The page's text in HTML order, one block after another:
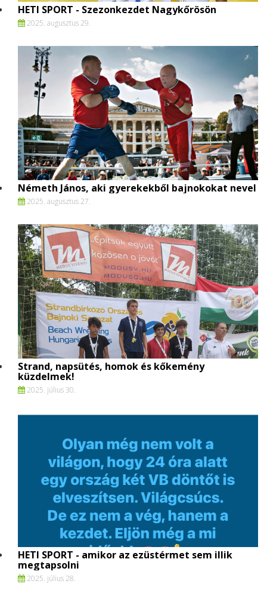
HETI SPORT - Szezonkezdet Nagykőrösön
2025. augusztus 29.
Németh János, aki gyerekekből bajnokokat nevel
2025. augusztus 27.
Strand, napsütés, homok és kőkemény
küzdelmek!
2025. július 30.
HETI SPORT - amikor az ezüstérmet sem illik
megtapsolni
2025. július 28.